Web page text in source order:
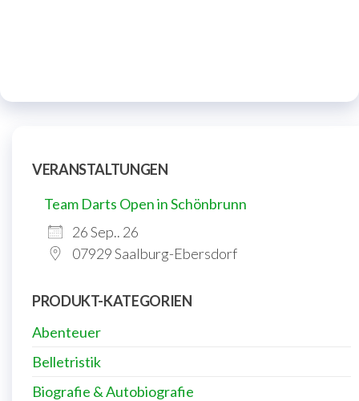
VERANSTALTUNGEN
Team Darts Open in Schönbrunn
26 Sep.. 26
07929 Saalburg-Ebersdorf
PRODUKT-KATEGORIEN
Abenteuer
Belletristik
Biografie & Autobiografie